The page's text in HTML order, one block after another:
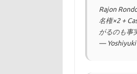
Rajon
名権×2 +
がるのも事
— Yoshiyuki